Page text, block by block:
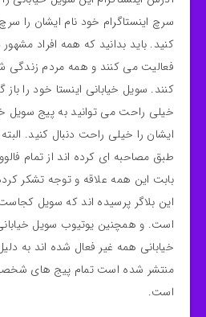
سرچ اینستاگرام خود نام ایشان را
کنید. باید بدانید که همه افراد مشهور
فعالیت می کنند و همه مردم زندگی
کنند. سویل خیابانی اینستا خود را
خیلی راحت می توانید به پیج سویل
ایشان را خیلی راحت دنبال کنید.
طبق مصاحبه ای کرده اند از تمام
بابت این همه علاقه و توجه تشکر
این بلاگر پرسیده اند که سویل
است. و همچنین یوتیوب سویل
خیابانی همه غیر فعال شده اند به
منتشر شده است تمام پیج های
است.